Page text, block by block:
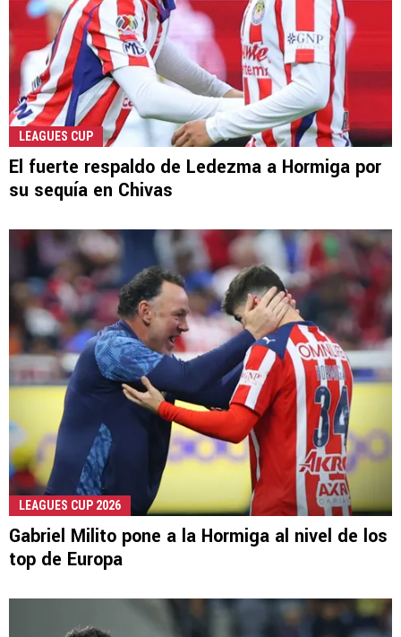
LEAGUES CUP
El fuerte respaldo de Ledezma a Hormiga por
su sequía en Chivas
LEAGUES CUP 2026
Gabriel Milito pone a la Hormiga al nivel de los
top de Europa